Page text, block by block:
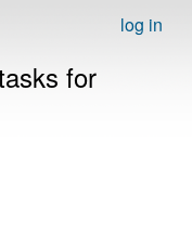
log in
for